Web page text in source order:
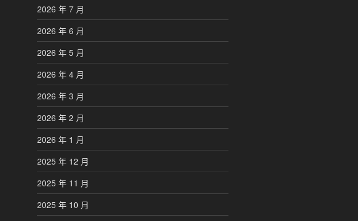
2026 年 7 月
2026 年 6 月
2026 年 5 月
2026 年 4 月
2026 年 3 月
2026 年 2 月
2026 年 1 月
2025 年 12 月
2025 年 11 月
2025 年 10 月